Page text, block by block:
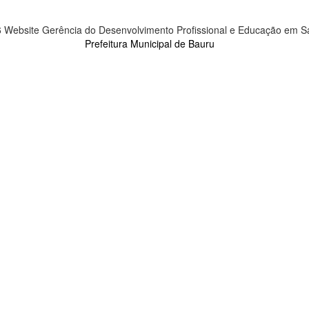
Gerência do Desenvolvimento Profissional e Educação em
Prefeitura Municipal de Bauru